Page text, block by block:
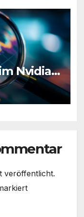
Nvidia-
veröffentlicht.